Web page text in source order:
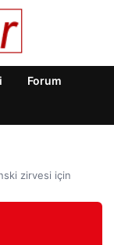
Forum
zirvesi için